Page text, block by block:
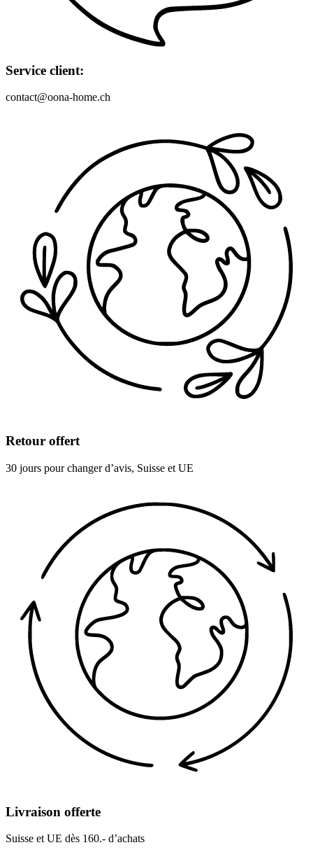
Service client:
contact@oona-home.ch
Retour offert
30 jours pour changer d’avis, Suisse et UE
Livraison offerte
Suisse et UE dès 160.- d’achats